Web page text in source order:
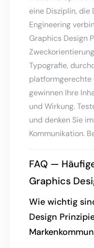
eine Disziplin, die
Engineering
Graphics Design
Typografie,
gewinnen Ihre
und Wirkung.
und denken Sie
Kommunikation.
FAQ —
Graphics
Wie wichtig
Design